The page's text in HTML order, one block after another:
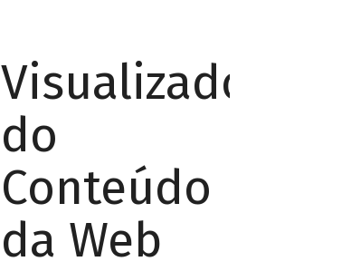
Visualizador
do
Conteúdo
da Web